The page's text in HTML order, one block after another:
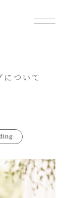
について